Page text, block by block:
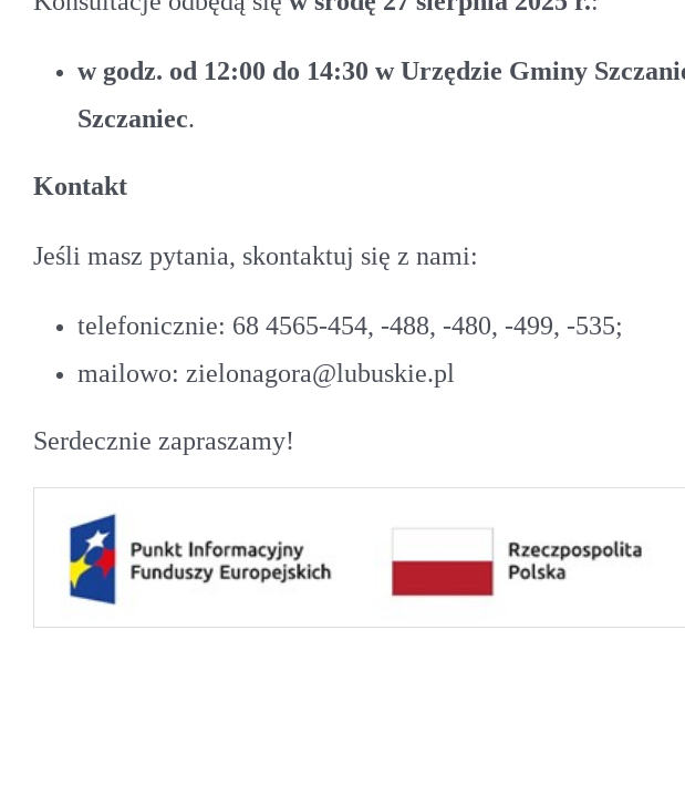
w godz. od 12:00 do 14:30 w Urzędzie Gminy
Szczaniec.
Kontakt
Jeśli masz pytania, skontaktuj się z nami:
telefonicznie: 68 4565-454, -488, -480, -499, -535;
mailowo: zielonagora@lubuskie.pl
Serdecznie zapraszamy!